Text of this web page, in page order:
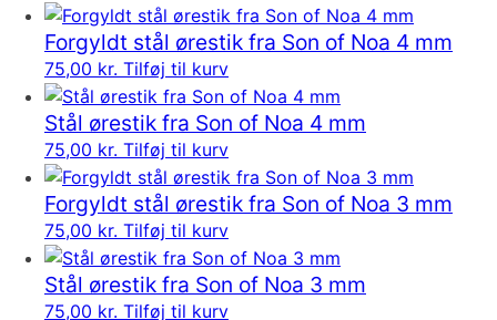
Forgyldt stål ørestik fra Son of Noa 4 mm
75,00 kr. Tilføj til kurv
Stål ørestik fra Son of Noa 4 mm
75,00 kr. Tilføj til kurv
Forgyldt stål ørestik fra Son of Noa 3 mm
75,00 kr. Tilføj til kurv
Stål ørestik fra Son of Noa 3 mm
75,00 kr. Tilføj til kurv